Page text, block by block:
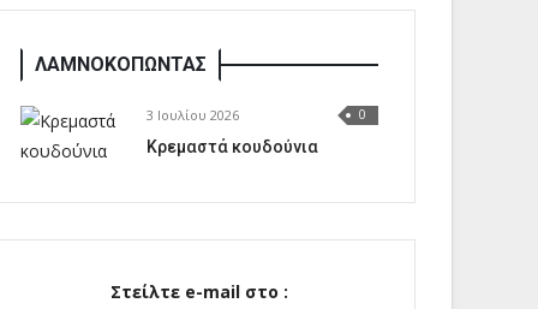
ΛΑΜΝΟΚΟΠΩΝΤΑΣ
3 Ιουλίου 2026 0
Κρεμαστά κουδούνια
Στείλτε e-mail στο :